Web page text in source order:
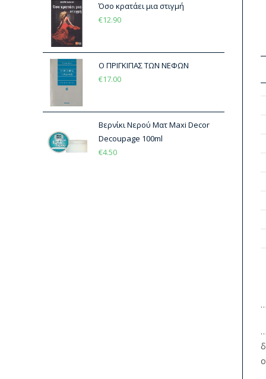
Όσο κρατάει μια στιγμή
€12.90
Ο ΠΡΙΓΚΙΠΑΣ ΤΩΝ ΝΕΦΩΝ
€17.00
Βερνίκι Νερού Ματ Maxi Decor
Decoupage 100ml
€4.50